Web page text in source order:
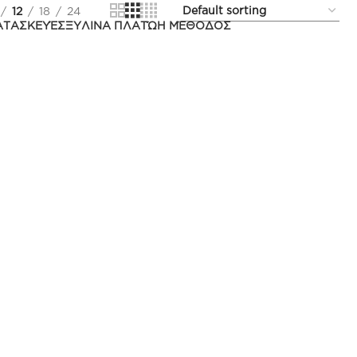
ΞΥΛΙΝΑ ΠΛΑΤΏΗ ΜΈΘΟΔΟΣ
12 18 24